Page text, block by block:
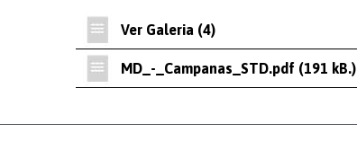
Ver Galeria (4)
MD_-_Campanas_STD.pdf (191 kB.)